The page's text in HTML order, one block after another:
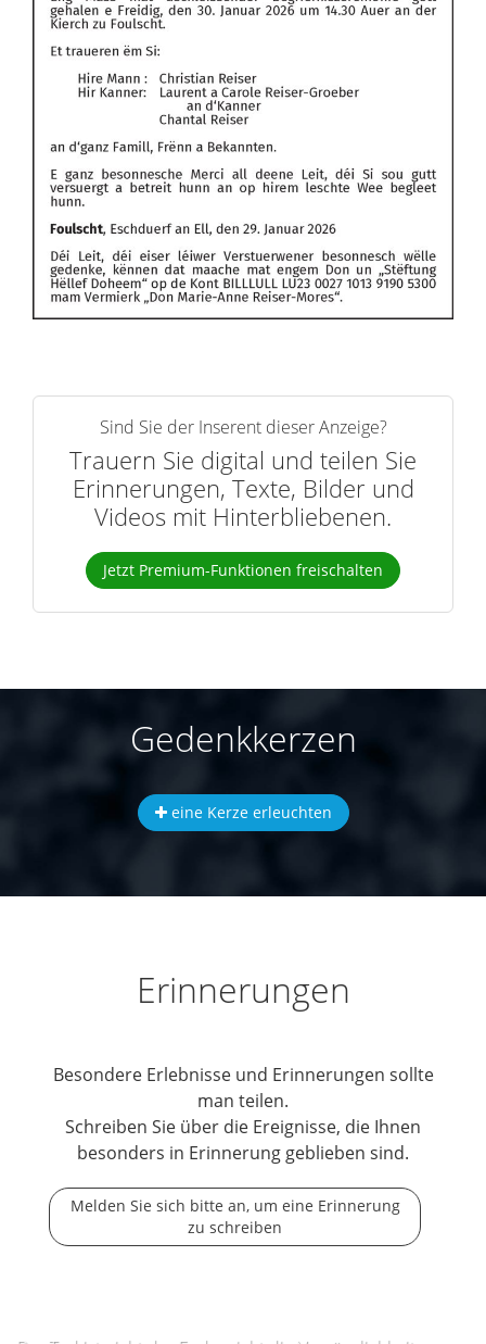
Sind Sie der Inserent dieser Anzeige?
Trauern Sie digital und teilen Sie
Erinnerungen, Texte, Bilder und
Videos mit Hinterbliebenen.
Jetzt Premium-Funktionen freischalten
Gedenkkerzen
eine Kerze erleuchten
Erinnerungen
Besondere Erlebnisse und Erinnerungen sollte
man teilen.
Schreiben Sie über die Ereignisse, die Ihnen
besonders in Erinnerung geblieben sind.
Melden Sie sich bitte an, um eine Erinnerung
zu schreiben